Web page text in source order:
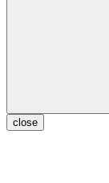
close